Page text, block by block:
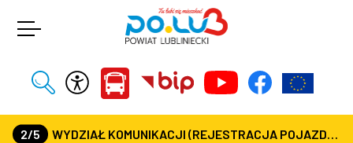
2/5 WYDZIAŁ KOMUNIKACJI (REJESTRACJA POJAZDÓW, PRAWA JAZDY) CZYNNY JEST W KAŻDĄ ŚRODĘ OD GODZ. 7:30 DO GODZ. 16:30